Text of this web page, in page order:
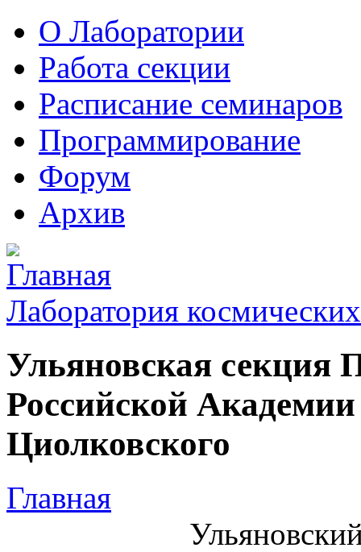
О Лаборатории
Работа секции
Расписание семинаров
Программирование
Форум
Архив
Лаборатория
Ульяновская секция
Российской
Циолковского
Главная